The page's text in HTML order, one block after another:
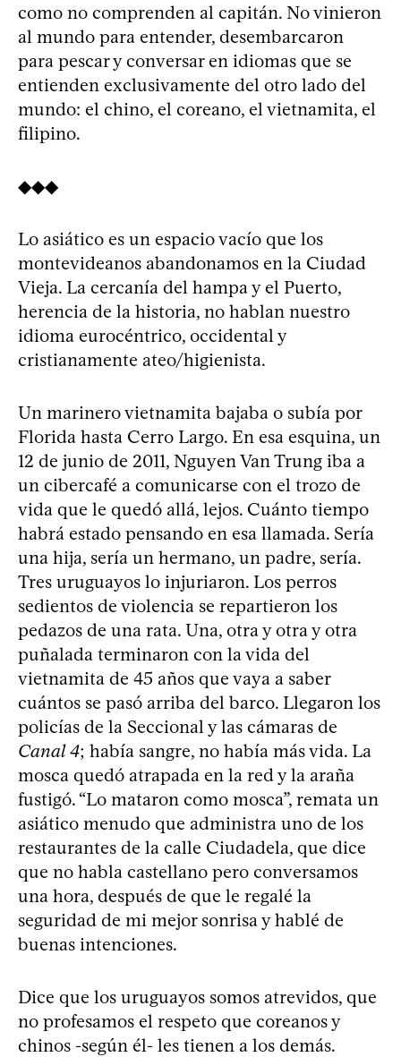
como no comprenden al capitán. No vinieron
al mundo para entender, desembarcaron
para pescar y conversar en idiomas que se
entienden exclusivamente del otro lado del
mundo: el chino, el coreano, el vietnamita, el
filipino.
◆◆◆
Lo asiático es un espacio vacío que los
montevideanos abandonamos en la Ciudad
Vieja. La cercanía del hampa y el Puerto,
herencia de la historia, no hablan nuestro
idioma eurocéntrico, occidental y
cristianamente ateo/higienista.
Un marinero vietnamita bajaba o subía por
Florida hasta Cerro Largo. En esa esquina, un
12 de junio de 2011, Nguyen Van Trung iba a
un cibercafé a comunicarse con el trozo de
vida que le quedó allá, lejos. Cuánto tiempo
habrá estado pensando en esa llamada. Sería
una hija, sería un hermano, un padre, sería.
Tres uruguayos lo injuriaron. Los perros
sedientos de violencia se repartieron los
pedazos de una rata. Una, otra y otra y otra
puñalada terminaron con la vida del
vietnamita de 45 años que vaya a saber
cuántos se pasó arriba del barco. Llegaron los
policías de la Seccional y las cámaras de
Canal 4; había sangre, no había más vida. La
mosca quedó atrapada en la red y la araña
fustigó. “Lo mataron como mosca”, remata un
asiático menudo que administra uno de los
restaurantes de la calle Ciudadela, que dice
que no habla castellano pero conversamos
una hora, después de que le regalé la
seguridad de mi mejor sonrisa y hablé de
buenas intenciones.
Dice que los uruguayos somos atrevidos, que
no profesamos el respeto que coreanos y
chinos -según él- les tienen a los demás.